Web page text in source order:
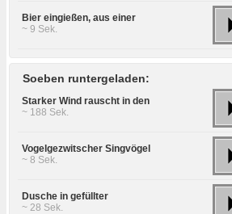
Bier eingießen, aus einer
~ 9 Sek.
Soeben runtergeladen:
Starker Wind rauscht in den
~ 188 Sek.
Vogelgezwitscher Singvögel
~ 8 Sek.
Dusche in gefüllter
~ 28 Sek.